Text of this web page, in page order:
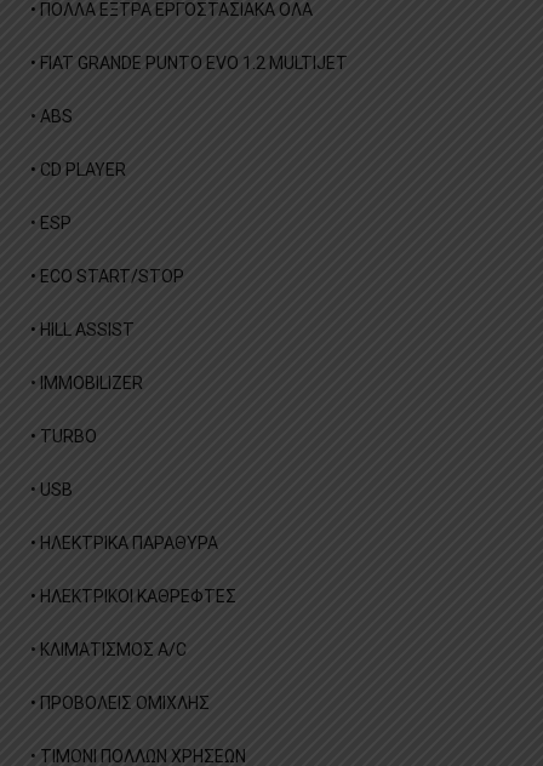
• ΠΟΛΛΑ ΕΞΤΡΑ ΕΡΓΟΣΤΑΣΙΑΚΑ ΟΛΑ
• FIAT GRANDE PUNTO EVO 1.2 MULTIJET
• ABS
• CD PLAYER
• ESP
• ECO START/STOP
• HILL ASSIST
• IMMOBILIZER
• TURBO
• USB
• ΗΛΕΚΤΡΙΚΑ ΠΑΡΑΘΥΡΑ
• ΗΛΕΚΤΡΙΚΟΙ ΚΑΘΡΕΦΤΕΣ
• ΚΛΙΜΑΤΙΣΜΟΣ A/C
• ΠΡΟΒΟΛΕΙΣ ΟΜΙΧΛΗΣ
• ΤΙΜΟΝΙ ΠΟΛΛΩΝ ΧΡΗΣΕΩΝ